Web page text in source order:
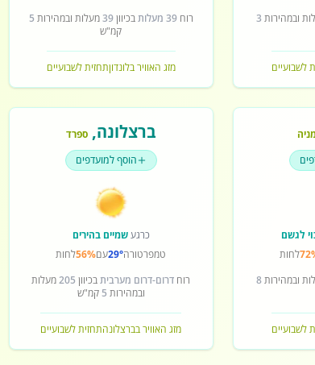
ובמהירות 3
לשבועיים
רוח39 מעלות בכיוון39מעלות ובמהירות 5
קמ"ש
מזג האוויר בלונדוןתחזית לשבועיים
לגשם
לחות
ובמהירות8
לשבועיים
ברצלונה,ספרד
הוסף למועדפים
כרגעשמיים בהירים
טמפרטורה29°עם56%לחות
רוח דרום-דרום מערביתבכיוון 205מעלות
ובמהירות 5 קמ"ש
מזג האוויר בברצלונהתחזית לשבועיים